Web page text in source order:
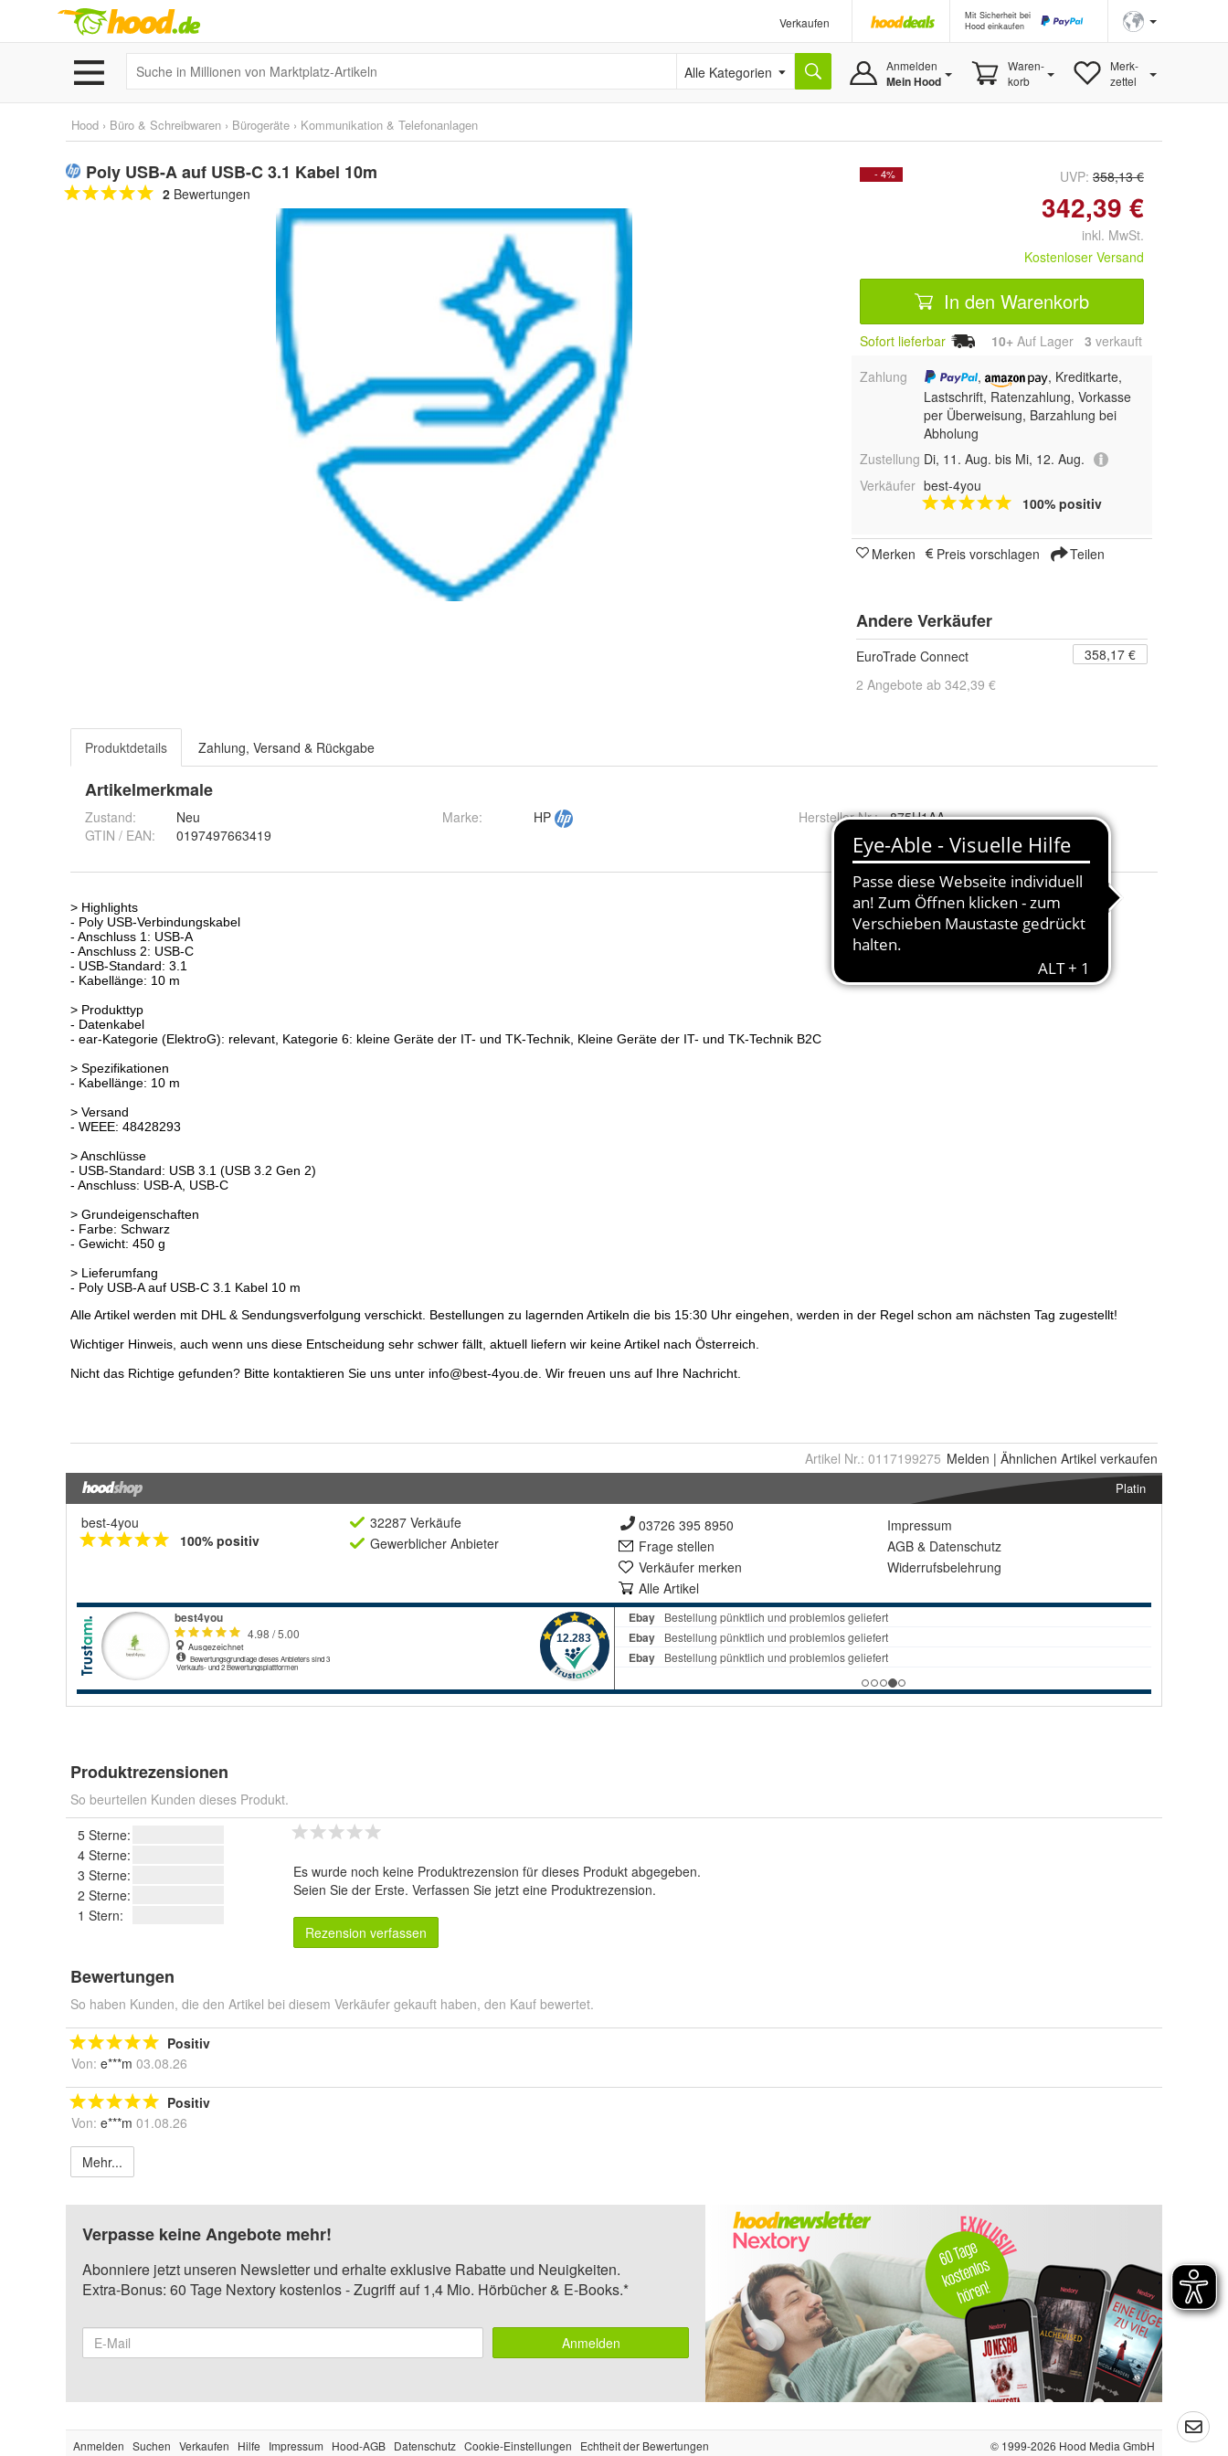
Verkaufen
Mit Sicherheit bei
Hood einkaufen
Alle Kategorien Anmelden
Mein Hood
Waren-
korb
Merk-
zettel
Hood › Büro & Schreibwaren › Bürogeräte › Kommunikation & Telefonanlagen
Poly USB-A auf USB-C 3.1 Kabel 10m
2 Bewertungen
- 4% UVP: 358,13 €
342,39 €
inkl. MwSt.
Kostenloser Versand
In den Warenkorb
Sofort lieferbar 10+ Auf Lager 3 verkauft
Zahlung
,
, Kreditkarte,
Lastschrift, Ratenzahlung, Vorkasse
per Überweisung, Barzahlung bei
Abholung
Zustellung Di, 11. Aug. bis Mi, 12. Aug.
Verkäufer best-4you
100% positiv
Merken Preis vorschlagen Teilen
Andere Verkäufer
EuroTrade Connect
358,17 €
2 Angebote ab 342,39 €
Produktdetails Zahlung, Versand & Rückgabe
Artikelmerkmale
Zustand:
Neu
GTIN / EAN:
0197497663419
Marke: HP Hersteller Nr.: 875H1AA
Artikel Nr.: 0117199275 Melden | Ähnlichen Artikel verkaufen
Platin
best-4you
100% positiv
32287 Verkäufe
Gewerblicher Anbieter
03726 395 8950
Frage stellen
Verkäufer merken
Alle Artikel
Impressum
AGB & Datenschutz
Widerrufsbelehrung
Produktrezensionen
So beurteilen Kunden dieses Produkt.
5 Sterne:
4 Sterne:
3 Sterne:
2 Sterne:
1 Stern:
Es wurde noch keine Produktrezension für dieses Produkt abgegeben.
Seien Sie der Erste. Verfassen Sie jetzt eine Produktrezension.
Rezension verfassen
Bewertungen
So haben Kunden, die den Artikel bei diesem Verkäufer gekauft haben, den Kauf bewertet.
Positiv
Von: e***m 03.08.26
Positiv
Von: e***m 01.08.26
Mehr...
Verpasse keine Angebote mehr!
Abonniere jetzt unseren Newsletter und erhalte exklusive Rabatte und Neuigkeiten.
Extra-Bonus: 60 Tage Nextory kostenlos - Zugriff auf 1,4 Mio. Hörbücher & E-Books.*
Anmelden
Anmelden Suchen Verkaufen Hilfe Impressum Hood-AGB Datenschutz Cookie-Einstellungen Echtheit der Bewertungen © 1999-2026 Hood Media GmbH